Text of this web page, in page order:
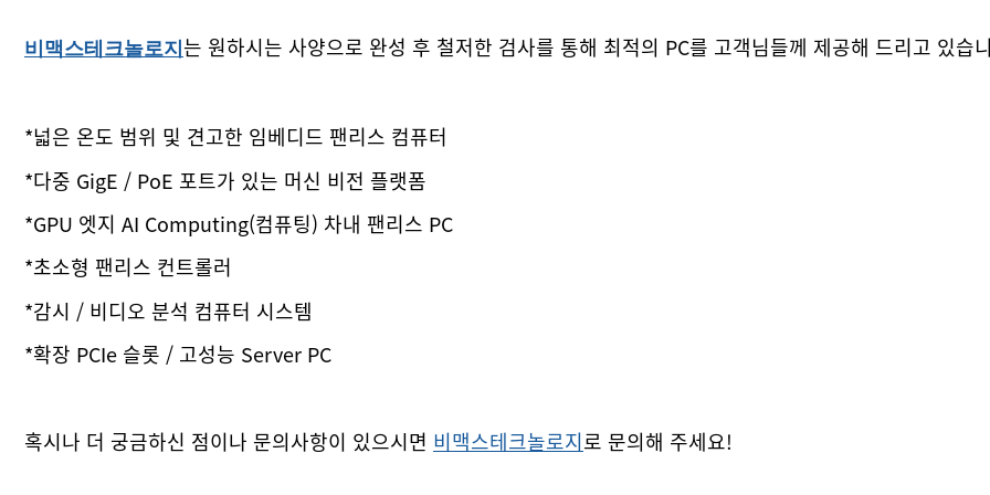
비맥스테크놀로지 는 원하시는 사양으로 완성 후 철저한 검사를 통해 최적의 PC를 고객님들께 제공해 드리고 있습
*넓은 온도 범위 및 견고한 임베디드 팬리스 컴퓨터
*다중 GigE / PoE 포트가 있는 머신 비전 플랫폼
*GPU 엣지 AI Computing(컴퓨팅) 차내 팬리스 PC
*초소형 팬리스 컨트롤러
*감시 / 비디오 분석 컴퓨터 시스템
*확장 PCIe 슬롯 / 고성능 Server PC
혹시나 더 궁금하신 점이나 문의사항이 있으시면 ​비맥스테크놀로지​​로 문의해 주세요!